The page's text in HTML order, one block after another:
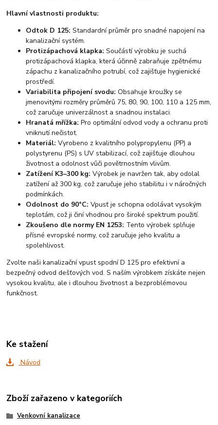
Hlavní vlastnosti produktu:
Odtok D 125: Standardní průměr pro snadné napojení na
kanalizační systém.
Protizápachová klapka: Součástí výrobku je suchá
protizápachová klapka, která účinně zabraňuje zpětnému
zápachu z kanalizačního potrubí, což zajišťuje hygienické
prostředí.
Variabilita připojení svodu: Obsahuje kroužky se
jmenovitými rozměry průměrů 75, 80, 90, 100, 110 a 125 mm,
což zaručuje univerzálnost a snadnou instalaci.
Hranatá mřížka: Pro optimální odvod vody a ochranu proti
vniknutí nečistot.
Materiál: Vyrobeno z kvalitního polypropylenu (PP) a
polystyrenu (PS) s UV stabilizací, což zajišťuje dlouhou
životnost a odolnost vůči povětrnostním vlivům.
Zatížení K3–300 kg: Výrobek je navržen tak, aby odolal
zatížení až 300 kg, což zaručuje jeho stabilitu i v náročných
podmínkách.
Odolnost do 90°C: Vpusť je schopna odolávat vysokým
teplotám, což ji činí vhodnou pro široké spektrum použití.
Zkoušeno dle normy EN 1253: Tento výrobek splňuje
přísné evropské normy, což zaručuje jeho kvalitu a
spolehlivost.
Zvolte naši kanalizační vpust spodní D 125 pro efektivní a
bezpečný odvod dešťových vod. S naším výrobkem získáte nejen
vysokou kvalitu, ale i dlouhou životnost a bezproblémovou
funkčnost.
Ke stažení
Návod
Zboží zařazeno v kategoriích
Venkovní kanalizace